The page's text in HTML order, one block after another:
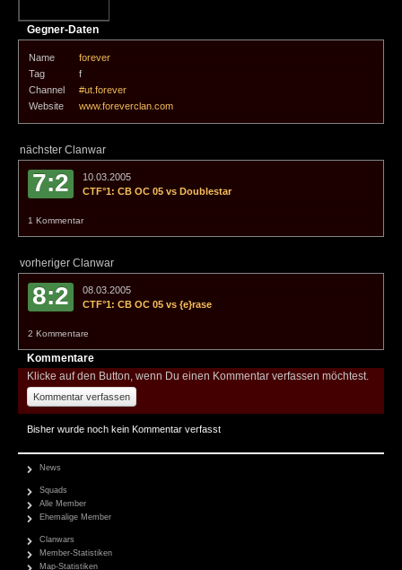
Gegner-Daten
Name
forever
Tag
f
Channel
#ut.forever
Website
www.foreverclan.com
nächster Clanwar
7:2
10.03.2005
CTF°1: CB OC 05 vs Doublestar
1 Kommentar
vorheriger Clanwar
8:2
08.03.2005
CTF°1: CB OC 05 vs {e}rase
2 Kommentare
Kommentare
Klicke auf den Button, wenn Du einen Kommentar verfassen möchtest.
Kommentar verfassen
Bisher wurde noch kein Kommentar verfasst
News
Squads
Alle Member
Ehemalige Member
Clanwars
Member-Statistiken
Map-Statistiken